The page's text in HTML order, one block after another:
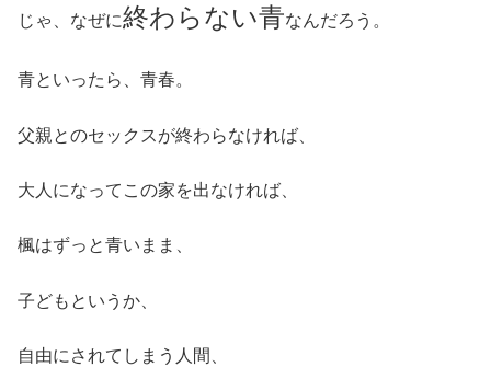
じゃ、なぜに終わらない青なんだろう。
青といったら、青春。
父親とのセックスが終わらなければ、
大人になってこの家を出なければ、
楓はずっと青いまま、
子どもというか、
自由にされてしまう人間、